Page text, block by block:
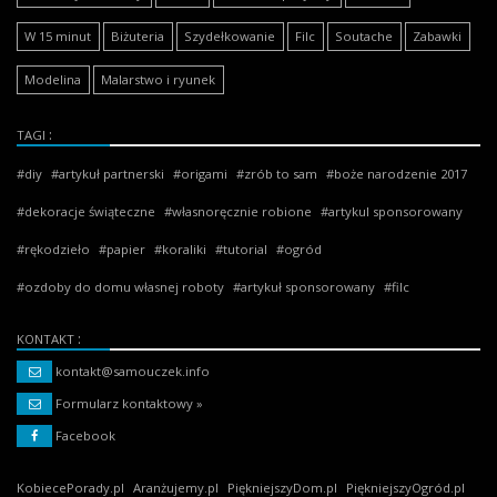
W 15 minut Biżuteria Szydełkowanie Filc Soutache Zabawki
Modelina Malarstwo i ryunek
TAGI
diy artykuł partnerski origami zrób to sam boże narodzenie 2017
dekoracje świąteczne własnoręcznie robione artykul sponsorowany
rękodzieło papier koraliki tutorial ogród
ozdoby do domu własnej roboty artykuł sponsorowany filc
KONTAKT
kontakt@samouczek.info
Formularz kontaktowy »
Facebook
KobiecePorady.pl Aranżujemy.pl PiękniejszyDom.pl PiękniejszyOgród.pl